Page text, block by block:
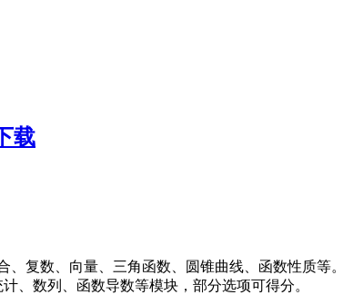
载
复数、向量、三角函数、圆锥曲线、函数性质等。
、数列、函数导数等模块，部分选项可得分。